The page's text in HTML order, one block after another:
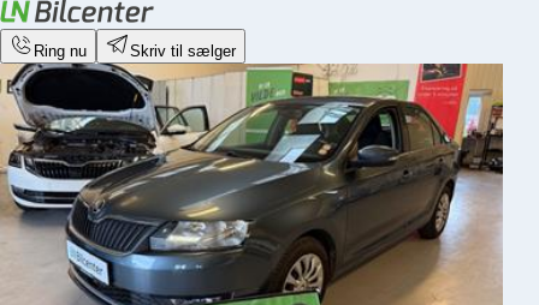
Ring nu Skriv til sælger